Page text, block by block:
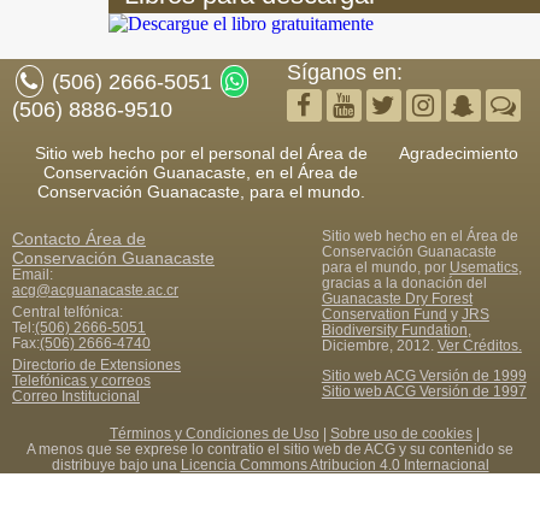
(506) 2666-5051
(506) 8886-9510
Síganos en:
Sitio web hecho por el personal del Área de
Conservación Guanacaste, en el Área de
Conservación Guanacaste, para el mundo.
Agradecimiento
Contacto Área de
Conservación Guanacaste
Email:
acg@acguanacaste.ac.cr
Central telfónica:
Tel:(506) 2666-5051
Fax:(506) 2666-4740
Directorio de Extensiones
Telefónicas y correos
Correo Institucional
Sitio web hecho en el Área de
Conservación Guanacaste
para el mundo, por Usematics,
gracias a la donación del
Guanacaste Dry Forest
Conservation Fund y JRS
Biodiversity Fundation,
Diciembre, 2012. Ver Créditos.
Sitio web ACG Versión de 1999
Sitio web ACG Versión de 1997
Términos y Condiciones de Uso Sobre uso de cookies|
A menos que se exprese lo contratio el sitio web de ACG y su contenido se
distribuye bajo una Licencia Commons Atribucion 4.0 Internacional